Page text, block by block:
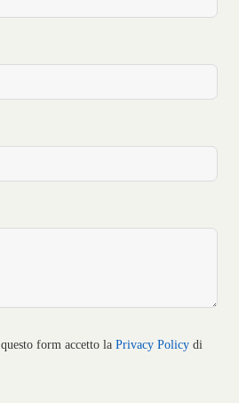
form accetto laPrivacy Policy di